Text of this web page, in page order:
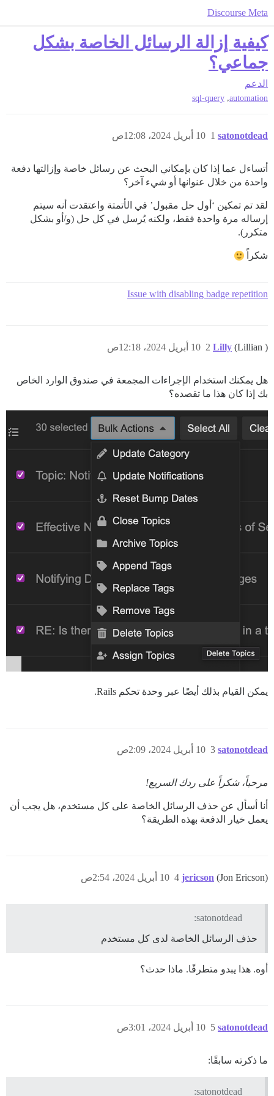
Discourse Meta
كيفية إزالة الرسائل الخاصة بشكل
جماعي؟
الدعم
automation
,
sql-query
satonotdead 10 أبريل 2024، 12:08ص 1
أتساءل عما إذا كان بإمكاني البحث عن رسائل خاصة وإزالتها دفعة
واحدة من خلال عنوانها أو شيء آخر؟
لقد تم تمكين ‘أول حل مقبول’ في الأتمتة واعتقدت أنه سيتم
إرساله مرة واحدة فقط، ولكنه يُرسل في كل حل (و/أو بشكل
متكرر).
شكراً
Issue with disabling badge repetition
Lilly (Lillian ) 10 أبريل 2024، 12:18ص 2
هل يمكنك استخدام الإجراءات المجمعة في صندوق الوارد الخاص
بك إذا كان هذا ما تقصده؟
يمكن القيام بذلك أيضًا عبر وحدة تحكم Rails.
satonotdead 10 أبريل 2024، 2:09ص 3
مرحباً، شكراً على ردك السريع!
أنا أسأل عن حذف الرسائل الخاصة على كل مستخدم، هل يجب أن
يعمل خيار الدفعة بهذه الطريقة؟
jericson (Jon Ericson) 10 أبريل 2024، 2:54ص 4
satonotdead:
حذف الرسائل الخاصة لدى كل مستخدم
أوه. هذا يبدو متطرفًا. ماذا حدث؟
satonotdead 10 أبريل 2024، 3:01ص 5
ما ذكرته سابقًا:
satonotdead: